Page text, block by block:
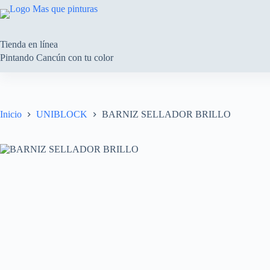
Saltar
al
Tienda en línea
Pintando Cancún con tu color
Inicio UNIBLOCK BARNIZ SELLADOR BRILLO